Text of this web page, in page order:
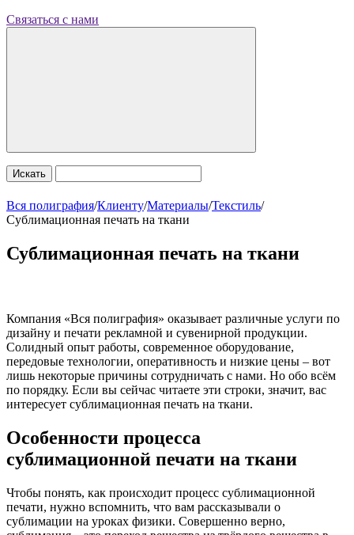
Связаться с нами
Искать
Вся полиграфия/Клиенту/Материалы/Текстиль/
Сублимационная печать на ткани
Сублимационная печать на ткани
Компания «Вся полиграфия» оказывает различные услуги по
дизайну и печати рекламной и сувенирной продукции.
Солидный опыт работы, современное оборудование,
передовые технологии, оперативность и низкие цены – вот
лишь некоторые причины сотрудничать с нами. Но обо всём
по порядку. Если вы сейчас читаете эти строки, значит, вас
интересует сублимационная печать на ткани.
Особенности процесса
сублимационной печати на ткани
Чтобы понять, как происходит процесс сублимационной
печати, нужно вспомнить, что вам рассказывали о
сублимации на уроках физики. Совершенно верно,